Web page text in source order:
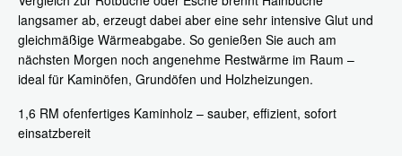
langsamer ab, erzeugt dabei aber eine sehr intensive Glut und
gleichmäßige Wärmeabgabe. So genießen Sie auch am
nächsten Morgen noch angenehme Restwärme im Raum –
ideal für Kaminöfen, Grundöfen und Holzheizungen.
1,6 RM ofenfertiges Kaminholz – sauber, effizient, sofort
einsatzbereit